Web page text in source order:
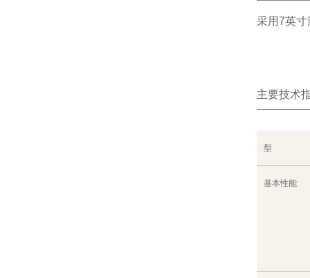
采用7英
主要技术
型
基本性能